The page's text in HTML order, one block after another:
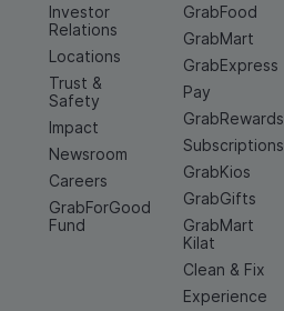
Investor
Relations
Locations
Trust &
Safety
Impact
Newsroom
Careers
GrabForGood
Fund
GrabFood
GrabMart
GrabExpress
Pay
GrabRewards
Subscriptions
GrabKios
GrabGifts
GrabMart
Kilat
Clean & Fix
Experience